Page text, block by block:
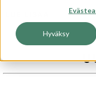
Hyväksy